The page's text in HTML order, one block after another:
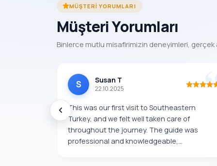
MÜŞTERI YORUMLARI
Müşteri Yorumları
Binlerce mutlu misafirimizin deneyimleri, gerçek
S Susan T
22.10.2025
This was our first visit to Southeastern
Turkey, and we felt well taken care of
throughout the journey. The guide was
professional and knowledgeable,...